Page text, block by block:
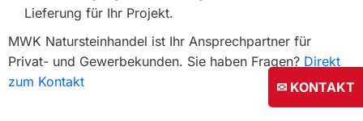
Lieferung für Ihr Projekt.
MWK Natursteinhandel ist Ihr Ansprechpartner für
Privat- und Gewerbekunden. Sie haben Fragen? Direkt
zum Kontakt
✉ KONTAKT